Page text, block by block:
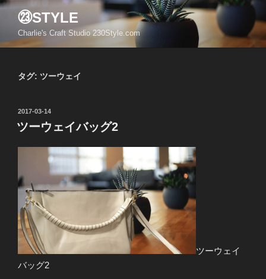
コ
ン
㉓STYLE
Charlie's Craft Studio 230Style.com
タグ: ツーウェイ
投
稿
日:
2017-03-14
ツーウェイバッグ2
ツーウェイ
バッグ2